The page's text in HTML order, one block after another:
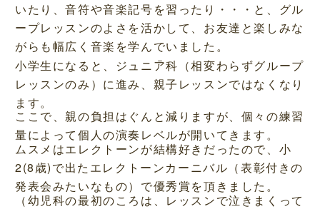
いたり、音符や音楽記号を習ったり・・・と、グル
ープレッスンのよさを活かして、お友達と楽しみな
がらも幅広く音楽を学んでいました。
小学生になると、ジュニア科（相変わらずグループ
レッスンのみ）に進み、親子レッスンではなくなり
ます。
ここで、親の負担はぐんと減りますが、個々の練習
量によって個人の演奏レベルが開いてきます。
ムスメはエレクトーンが結構好きだったので、小
2(8歳)で出たエレクトーンカーニバル（表彰付きの
発表会みたいなもの）で優秀賞を頂きました。
（幼児科の最初のころは、レッスンで泣きまくって